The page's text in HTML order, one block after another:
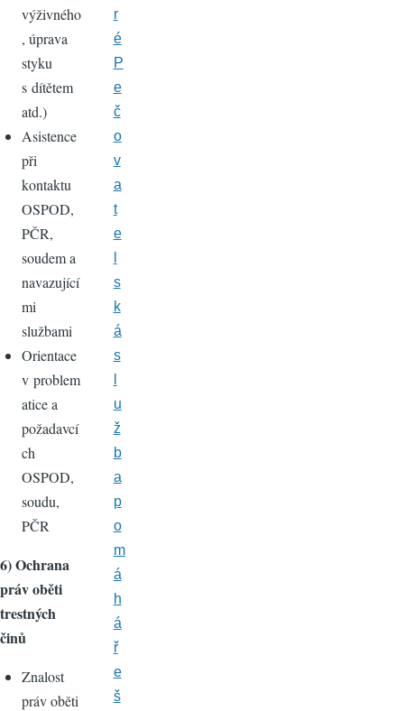
výživného
, úprava
styku
s dítětem
atd.)
Asistence
při
kontaktu
OSPOD,
PČR,
soudem a
navazující
mi
službami
Orientace
v problem
atice a
požadavcí
ch
OSPOD,
soudu,
PČR
6) Ochrana
práv oběti
trestných
činů
Znalost
práv oběti
r
é
P
e
č
o
v
a
t
e
s
k
á
s
u
ž
b
a
p
o
m
á
h
á
ř
e
š